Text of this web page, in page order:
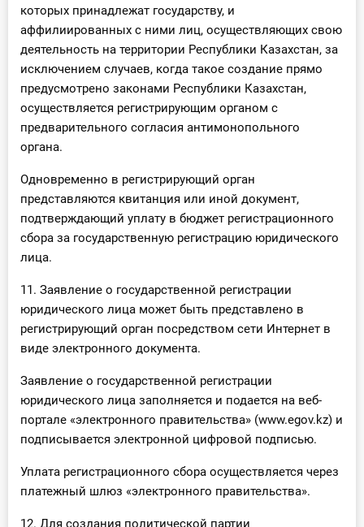
которых принадлежат государству, и
аффилиированных с ними лиц, осуществляющих свою
деятельность на территории Республики Казахстан, за
исключением случаев, когда такое создание прямо
предусмотрено законами Республики Казахстан,
осуществляется регистрирующим органом с
предварительного согласия антимонопольного
органа.
Одновременно в регистрирующий орган
представляются квитанция или иной документ,
подтверждающий уплату в бюджет регистрационного
сбора за государственную регистрацию юридического
лица.
11. Заявление о государственной регистрации
юридического лица может быть представлено в
регистрирующий орган посредством сети Интернет в
виде электронного документа.
Заявление о государственной регистрации
юридического лица заполняется и подается на веб-
портале «электронного правительства» (www.egov.kz) и
подписывается электронной цифровой подписью.
Уплата регистрационного сбора осуществляется через
платежный шлюз «электронного правительства».
12. Для создания политической партии